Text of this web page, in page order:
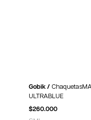
Gobik /
ULTRABLUE
$260.000